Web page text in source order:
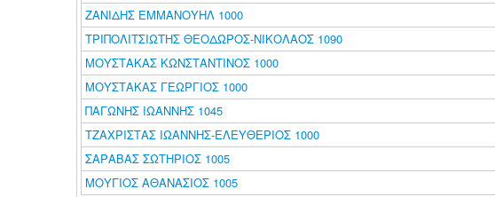
ΖΑΝΙΔΗΣ ΕΜΜΑΝΟΥΗΛ 1000
ΤΡΙΠΟΛΙΤΣΙΩΤΗΣ ΘΕΟΔΩΡΟΣ-ΝΙΚΟΛΑΟΣ 1090
ΜΟΥΣΤΑΚΑΣ ΚΩΝΣΤΑΝΤΙΝΟΣ 1000
ΜΟΥΣΤΑΚΑΣ ΓΕΩΡΓΙΟΣ 1000
ΠΑΓΩΝΗΣ ΙΩΑΝΝΗΣ 1045
ΤΖΑΧΡΙΣΤΑΣ ΙΩΑΝΝΗΣ-ΕΛΕΥΘΕΡΙΟΣ 1000
ΣΑΡΑΒΑΣ ΣΩΤΗΡΙΟΣ 1005
ΜΟΥΓΙΟΣ ΑΘΑΝΑΣΙΟΣ 1005